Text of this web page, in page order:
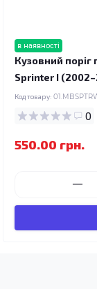
в наявності
Кузовний
Sprinter I
Код товару:
0
550.00 грн.